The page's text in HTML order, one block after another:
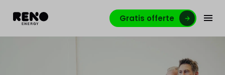
Gratis offerte